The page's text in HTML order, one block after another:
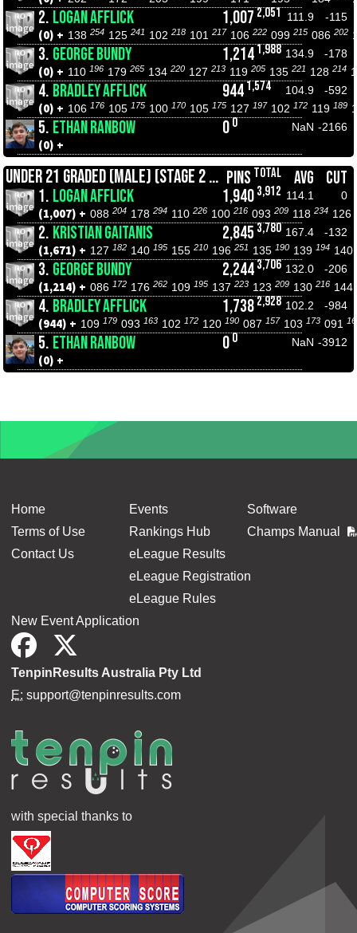
2. LOGAN AFFLICK 1,007 2,051 111.9 -115
(0) + 138 254 125 241 102 218 101 217 106 222 099 215 086 202
3. GEORGE BUNDY 1,2141,988 134.9 -178
(0) + 110 196 179 265 134 220 127 213 119 205 135 221 128 214
4. BRADLEY AFFLICK 944 1,574 104.9 -592
(0) + 106 176 105 175 100 170 105 175 127 197 102 172 119 189
5. ETHAN RANBOW 0 0 NaN -2166
(0) +
UNDER 21 GRADED (MALE) (STAGE 2 ROLL OFFS) PINS TOTAL AVG
CUT
1. LOGAN AFFLICK 1,940 3,912 114.1 0
(1,007) + 088 204 178 294 110 226 100 216 093 209 118 234 126
2. KRISTIAN GAITANIS 2,845 3,780 167.4 -132
(1,671) + 127 182 140 195 155 210 196 251 135 190 139 194 140
3. GEORGE BUNDY 2,2443,706 132.0 -206
(1,214) + 086 172 176 262 109 195 137 223 123 209 130 216 144
4. BRADLEY AFFLICK 1,7382,928 102.2 -984
(944) + 109 179 093 163 102 172 120 190 087 157 103 173 091
5. ETHAN RANBOW 0 0 NaN -3912
(0) +
Home
Terms of Use
Contact Us
Events
Rankings Hub
eLeague Results
eLeague Registration
eLeague Rules
Software
Champs Manual
New Event Application
TenpinResults Australia Pty Ltd
E: support@tenpinresults.com
with special thanks to